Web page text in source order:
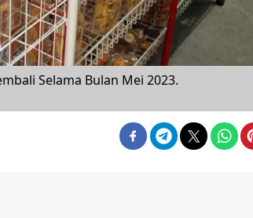
Selama Bulan Mei 2023.